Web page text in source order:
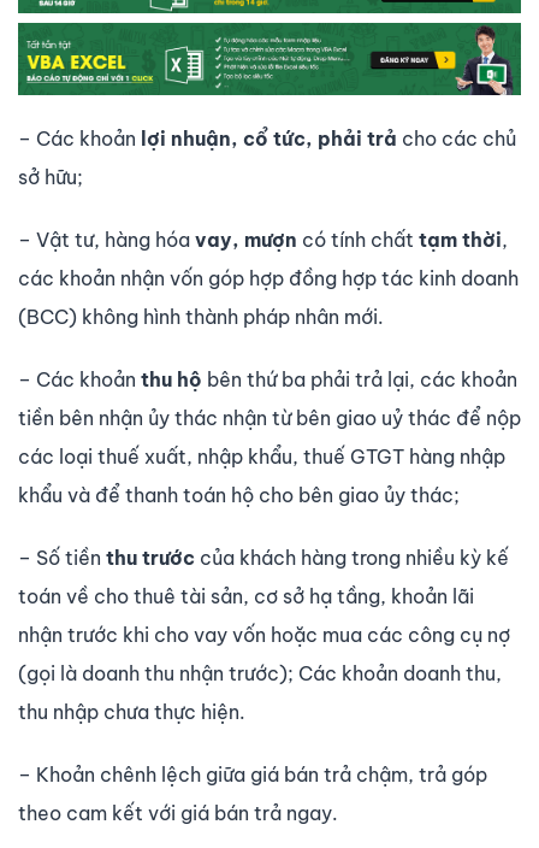
– Các khoản lợi nhuận, cổ tức, phải trả cho các chủ
sở hữu;
– Vật tư, hàng hóa vay, m­ượn có tính chất tạm thời,
các khoản nhận vốn góp hợp đồng hợp tác kinh doanh
(BCC) không hình thành pháp nhân mới.
– Các khoản thu hộ bên thứ ba phải trả lại, các khoản
tiền bên nhận ủy thác nhận từ bên giao uỷ thác để nộp
các loại thuế xuất, nhập khẩu, thuế GTGT hàng nhập
khẩu và để thanh toán hộ cho bên giao ủy thác;
– Số tiền thu trước của khách hàng trong nhiều kỳ kế
toán về cho thuê tài sản, cơ sở hạ tầng, khoản lãi
nhận trước khi cho vay vốn hoặc mua các công cụ nợ
(gọi là doanh thu nhận trước); Các khoản doanh thu,
thu nhập chưa thực hiện.
– Khoản chênh lệch giữa giá bán trả chậm, trả góp
theo cam kết với giá bán trả ngay.